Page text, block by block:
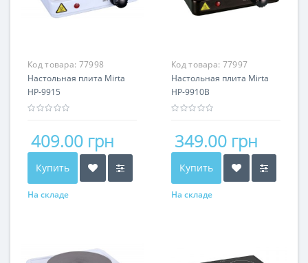
Код товара: 77998
Настольная плита Mirta
HP-9915
409.00 грн
Купить
На складе
Код товара: 77997
Настольная плита Mirta
HP-9910B
349.00 грн
Купить
На складе